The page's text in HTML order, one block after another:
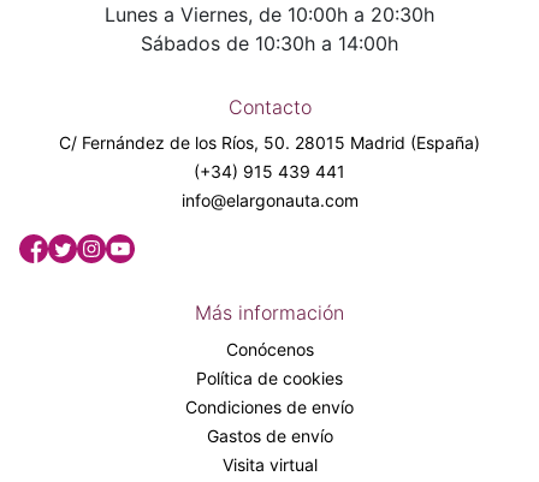
Lunes a Viernes, de 10:00h a 20:30h
Sábados de 10:30h a 14:00h
Contacto
C/ Fernández de los Ríos, 50. 28015 Madrid (España)
(+34) 915 439 441
info@elargonauta.com
Más información
Conócenos
Política de cookies
Condiciones de envío
Gastos de envío
Visita virtual